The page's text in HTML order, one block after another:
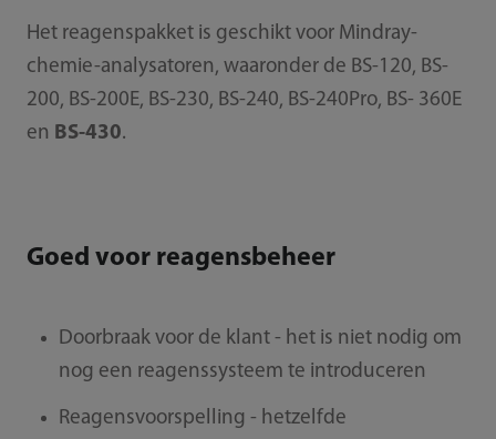
Het reagenspakket is geschikt voor Mindray-
chemie-analysatoren, waaronder de BS-120, BS-
200, BS-200E, BS-230, BS-240, BS-240Pro, BS- 360E
en BS-430.
Goed voor reagensbeheer
Doorbraak voor de klant - het is niet nodig om
nog een reagenssysteem te introduceren
Reagensvoorspelling - hetzelfde